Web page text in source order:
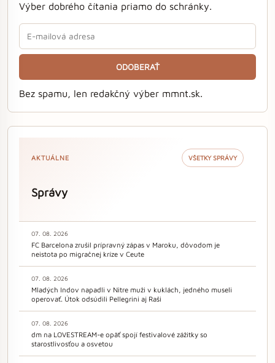
Výber dobrého čítania priamo do schránky.
ODOBERAŤ
Bez spamu, len redakčný výber mmnt.sk.
AKTUÁLNE VŠETKY SPRÁVY
Správy
07. 08. 2026
FC Barcelona zrušil prípravný zápas v Maroku, dôvodom je
neistota po migračnej kríze v Ceute
07. 08. 2026
Mladých Indov napadli v Nitre muži v kuklách, jedného museli
operovať. Útok odsúdili Pellegrini aj Raši
07. 08. 2026
dm na LOVESTREAM-e opäť spojí festivalové zážitky so
starostlivosťou a osvetou